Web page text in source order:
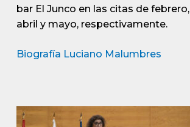
bar El Junco en las citas de
abril y mayo, respectivamente.
Biografía Luciano Malumbres